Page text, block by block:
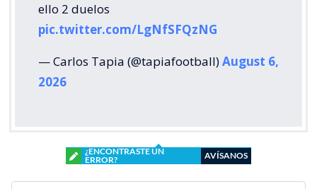
ello 2 duelos
pic.twitter.com/LgNfSFQzNG
— Carlos Tapia (@tapiafootball)August 6,
2026
¿ENCONTRASTE UN
ERROR?
AVÍSANOS